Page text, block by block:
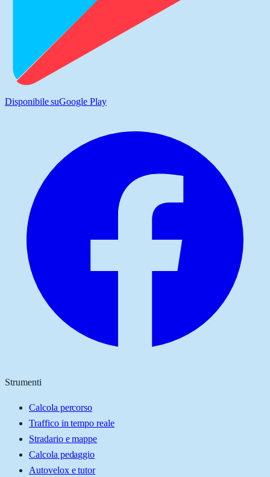
Disponibile suGoogle Play
Strumenti
Calcola percorso
Traffico in tempo reale
Stradario e mappe
Calcola pedaggio
Autovelox e tutor